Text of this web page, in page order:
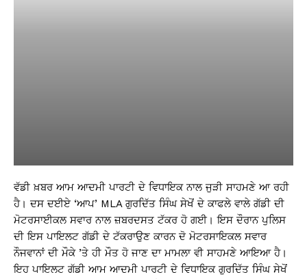
ਵੱਡੀ ਖ਼ਬਰ ਆਮ ਆਦਮੀ ਪਾਰਟੀ ਦੇ ਵਿਧਾਇਕ ਨਾਲ ਜੁੜੀ ਸਾਹਮਣੇ ਆ ਰਹੀ
ਹੈ। ਦਸ ਦਈਏ ‘ਆਪ’ MLA ਗੁਰਦਿੱਤ ਸਿੰਘ ਸੇਖੋਂ ਦੇ ਕਾਫਲੇ ਵਾਲੇ ਗੱਡੀ ਦੀ
ਮੋਟਰਸਾਈਕਲ ਸਵਾਰ ਨਾਲ ਜ਼ਬਰਦਸਤ ਟੱਕਰ ਹੋ ਗਈ। ਇਸ ਦੌਰਾਨ ਪੁਲਿਸ
ਦੀ ਇਸ ਪਾਇਲਟ ਗੱਡੀ ਦੇ ਟੱਕਰਾਉਣ ਕਾਰਨ ਦੋ ਮੋਟਰਸਾਇਕਲ ਸਵਾਰ
ਨੌਜਵਾਨਾਂ ਦੀ ਮੌਕੇ ’ਤੇ ਹੀ ਮੌਤ ਹੋ ਜਾਣ ਦਾ ਮਾਮਲਾ ਵੀ ਸਾਹਮਣੇ ਆਇਆ ਹੈ।
ਇਹ ਪਾਇਲਟ ਗੱਡੀ ਆਮ ਆਦਮੀ ਪਾਰਟੀ ਦੇ ਵਿਧਾਇਕ ਗੁਰਦਿੱਤ ਸਿੰਘ ਸੇਖੋਂ